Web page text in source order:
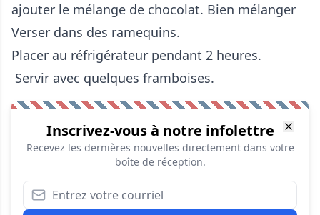
ajouter le mélange de chocolat. Bien mélanger
Verser dans des ramequins.
Placer au réfrigérateur pendant 2 heures.
Servir avec quelques framboises.
Inscrivez-vous à notre infolettre
Recevez les dernières nouvelles directement dans votre
boîte de réception.